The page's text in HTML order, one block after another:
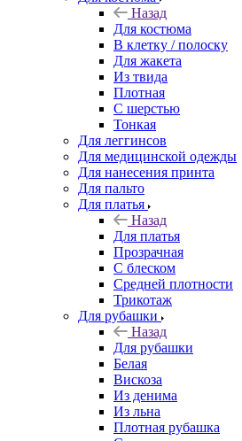
Назад
Для костюма
В клетку / полоску
Для жакета
Из твида
Плотная
С шерстью
Тонкая
Для леггинсов
Для медицинской одежды
Для нанесения принта
Для пальто
Для платья
Назад
Для платья
Прозрачная
С блеском
Средней плотности
Трикотаж
Для рубашки
Назад
Для рубашки
Белая
Вискоза
Из денима
Из льна
Плотная рубашка